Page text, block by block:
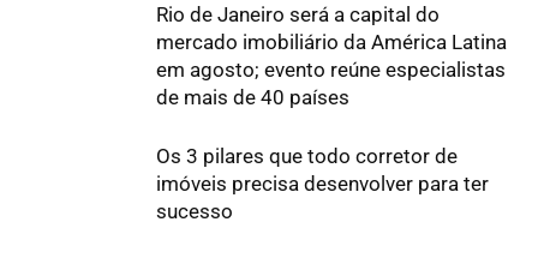
Rio de Janeiro será a capital do
mercado imobiliário da América Latina
em agosto; evento reúne especialistas
de mais de 40 países
Os 3 pilares que todo corretor de
imóveis precisa desenvolver para ter
sucesso